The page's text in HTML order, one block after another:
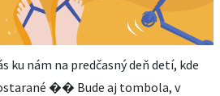
ku nám na predčasný deň detí, kde
�� Bude aj tombola, v